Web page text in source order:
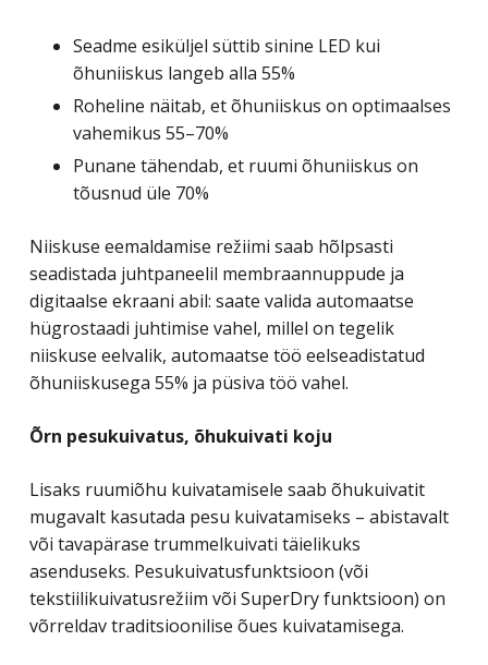
Seadme esiküljel süttib sinine LED kui
õhuniiskus langeb alla 55%
Roheline näitab, et õhuniiskus on optimaalses
vahemikus 55–70%
Punane tähendab, et ruumi õhuniiskus on
tõusnud üle 70%
Niiskuse eemaldamise režiimi saab hõlpsasti
seadistada juhtpaneelil membraannuppude ja
digitaalse ekraani abil: saate valida automaatse
hügrostaadi juhtimise vahel, millel on tegelik
niiskuse eelvalik, automaatse töö eelseadistatud
õhuniiskusega 55% ja püsiva töö vahel.
Õrn pesukuivatus, õhukuivati koju
Lisaks ruumiõhu kuivatamisele saab õhukuivatit
mugavalt kasutada pesu kuivatamiseks – abistavalt
või tavapärase trummelkuivati ​​täielikuks
asenduseks. Pesukuivatusfunktsioon (või
tekstiilikuivatusrežiim või SuperDry funktsioon) on
võrreldav traditsioonilise õues kuivatamisega.